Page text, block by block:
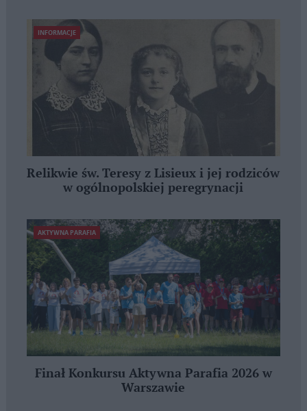
INFORMACJE
Relikwie św. Teresy z Lisieux i jej rodziców
w ogólnopolskiej peregrynacji
AKTYWNA PARAFIA
Finał Konkursu Aktywna Parafia 2026 w
Warszawie